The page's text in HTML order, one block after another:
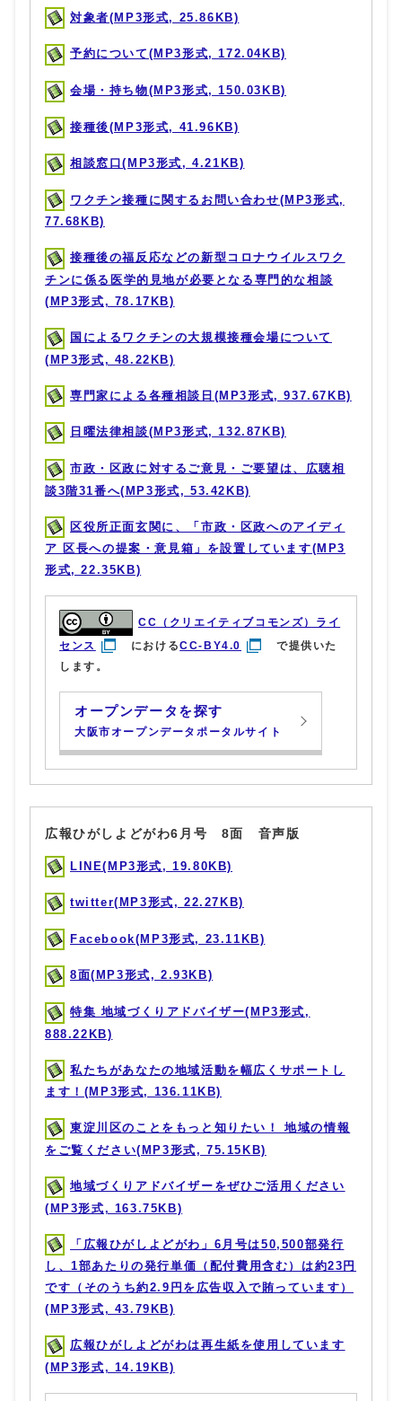
対象者(MP3形式, 25.86KB)
予約について(MP3形式, 172.04KB)
会場・持ち物(MP3形式, 150.03KB)
接種後(MP3形式, 41.96KB)
相談窓口(MP3形式, 4.21KB)
ワクチン接種に関するお問い合わせ(MP3形式,
77.68KB)
接種後の福反応などの新型コロナウイルスワク
チンに係る医学的見地が必要となる専門的な相談
(MP3形式, 78.17KB)
国によるワクチンの大規模接種会場について
(MP3形式, 48.22KB)
専門家による各種相談日(MP3形式, 937.67KB)
日曜法律相談(MP3形式, 132.87KB)
市政・区政に対するご意見・ご要望は、広聴相
談3階31番へ(MP3形式, 53.42KB)
区役所正面玄関に、「市政・区政へのアイディ
ア 区長への提案・意見箱」を設置しています(MP3
形式, 22.35KB)
CC（クリエイティブコモンズ）ライ
センス
におけるCC-BY4.0
で提供いた
します。
オープンデータを探す
大阪市オープンデータポータルサイト
広報ひがしよどがわ6月号 8面 音声版
LINE(MP3形式, 19.80KB)
twitter(MP3形式, 22.27KB)
Facebook(MP3形式, 23.11KB)
8面(MP3形式, 2.93KB)
特集 地域づくりアドバイザー(MP3形式,
888.22KB)
私たちがあなたの地域活動を幅広くサポートし
ます！(MP3形式, 136.11KB)
東淀川区のことをもっと知りたい！ 地域の情報
をご覧ください(MP3形式, 75.15KB)
地域づくりアドバイザーをぜひご活用ください
(MP3形式, 163.75KB)
「広報ひがしよどがわ」6月号は50,500部発行
し、1部あたりの発行単価（配付費用含む）は約23円
です（そのうち約2.9円を広告収入で賄っています）
(MP3形式, 43.79KB)
広報ひがしよどがわは再生紙を使用しています
(MP3形式, 14.19KB)